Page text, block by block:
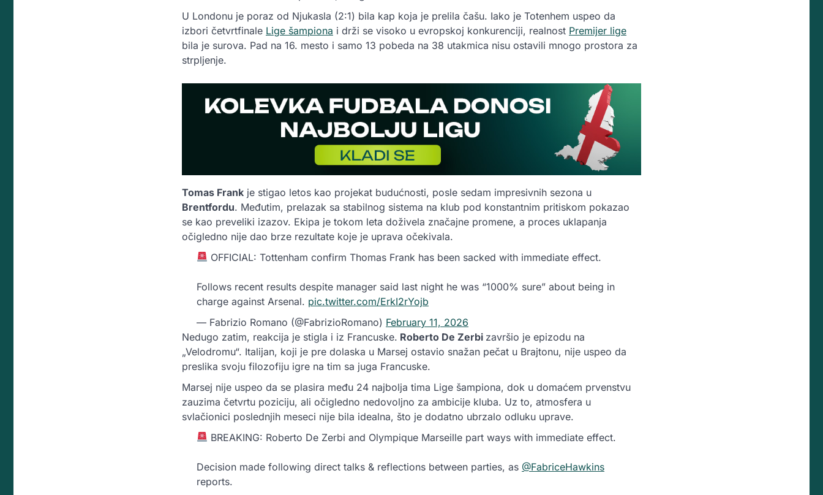
U Londonu je poraz od Njukasla (2:1) bila kap koja je prelila čašu. Iako je Totenhem uspeo da
izbori četvrtfinale Lige šampiona i drži se visoko u evropskoj konkurenciji, realnost Premijer lige
bila je surova. Pad na 16. mesto i samo 13 pobeda na 38 utakmica nisu ostavili mnogo prostora za
strpljenje.
Tomas Frank je stigao letos kao projekat budućnosti, posle sedam impresivnih sezona u
Brentfordu. Međutim, prelazak sa stabilnog sistema na klub pod konstantnim pritiskom pokazao
se kao preveliki izazov. Ekipa je tokom leta doživela značajne promene, a proces uklapanja
očigledno nije dao brze rezultate koje je uprava očekivala.
OFFICIAL: Tottenham confirm Thomas Frank has been sacked with immediate effect.
Follows recent results despite manager said last night he was “1000% sure” about being in
charge against Arsenal. pic.twitter.com/ErkI2rYojb
— Fabrizio Romano (@FabrizioRomano) February 11, 2026
Nedugo zatim, reakcija je stigla i iz Francuske. Roberto De Zerbi završio je epizodu na
„Velodromu“. Italijan, koji je pre dolaska u Marsej ostavio snažan pečat u Brajtonu, nije uspeo da
preslika svoju filozofiju igre na tim sa juga Francuske.
Marsej nije uspeo da se plasira među 24 najbolja tima Lige šampiona, dok u domaćem prvenstvu
zauzima četvrtu poziciju, ali očigledno nedovoljno za ambicije kluba. Uz to, atmosfera u
svlačionici poslednjih meseci nije bila idealna, što je dodatno ubrzalo odluku uprave.
BREAKING: Roberto De Zerbi and Olympique Marseille part ways with immediate effect.
Decision made following direct talks & reflections between parties, as @FabriceHawkins
reports.